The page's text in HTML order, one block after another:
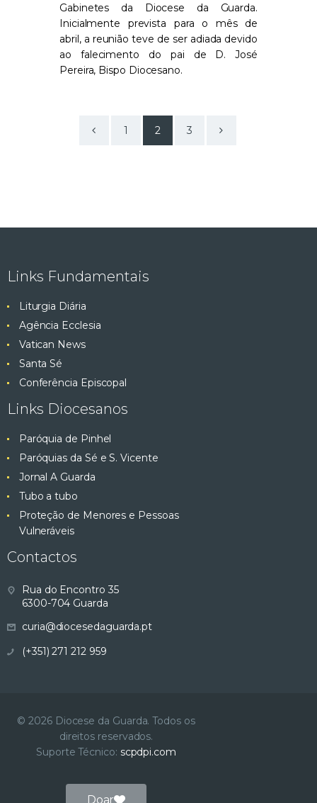
Gabinetes da Diocese da Guarda.
Inicialmente prevista para o mês de
abril, a reunião teve de ser adiada devido
ao falecimento do pai de D. José
Pereira, Bispo Diocesano.
1 2 3
Links Fundamentais
Liturgia Diária
Agência Ecclesia
Vatican News
Santa Sé
Conferência Episcopal
Links Diocesanos
Paróquia de Pinhel
Paróquias da Sé e S. Vicente
Jornal A Guarda
Tubo a tubo
Proteção de Menores e Pessoas
Vulneráveis
Contactos
Rua do Encontro 35
6300-704 Guarda
curia@diocesedaguarda.pt
(+351) 271 212 959
© 2026 Diocese da Guarda. Todos os
direitos reservados.
Suporte Técnico: scpdpi.com
Doar